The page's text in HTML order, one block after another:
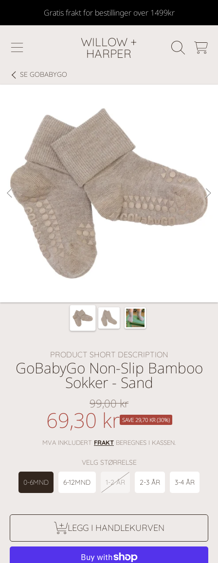
SKIP TO CONTENT
Gratis frakt for bestillinger over 1499kr
WILLOW +
HARPER
SE GOBABYGO
PRODUCT SHORT DESCRIPTION
GoBabyGo Non-Slip Bamboo
Sokker - Sand
Vanlig
pris
99,00 kr
nedsatt
pris
69,30 kr SAVE 29,70 KR (30%)
MVA INKLUDERT FRAKT BEREGNES I KASSEN.
VELG STØRRELSE
0-6MND 6-12MND 1-2 ÅR 2-3 ÅR 3-4 ÅR
LEGG I HANDLEKURVEN